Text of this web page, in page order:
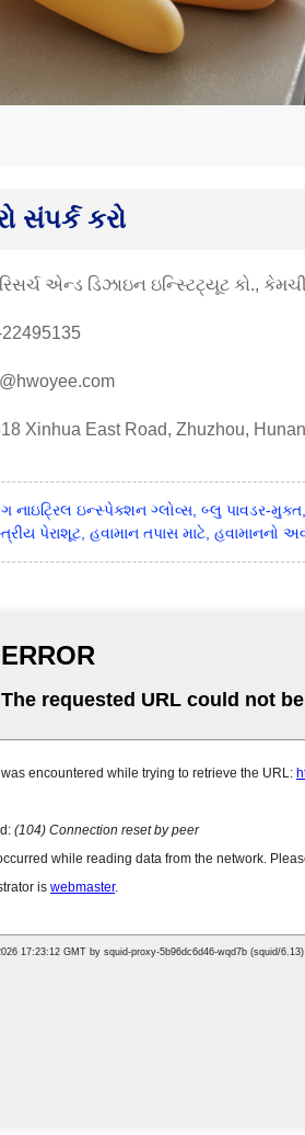
સંપર્ક કરો
એન્ડ ડિઝાઇન ઇન્સ્ટિટ્યૂટ કો.,
Xinhua East Road, Zhuzhou,
નાઇટ્રિલ ઇન્સ્પેક્શન ગ્લોવ્સ, બ્લુ પાવડર-મુક્ત,
પેરાશૂટ, હવામાન તપાસ માટે,